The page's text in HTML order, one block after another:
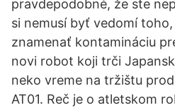
pravdepodobné, že ste
si nemusí byť vedomí
znamenať kontamináciu
novi robot koji trči
neko vreme na tržištu
AT01. Reč je o atletskom